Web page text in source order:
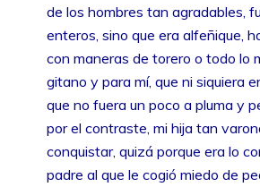
de los hombres tan agradables,
enteros, sino que era alfeñique,
con maneras de torero o todo lo
gitano y para mí, que ni siquiera
que no fuera un poco a pluma y
por el contraste, mi hija tan
conquistar, quizá porque era lo
padre al que le cogió miedo de